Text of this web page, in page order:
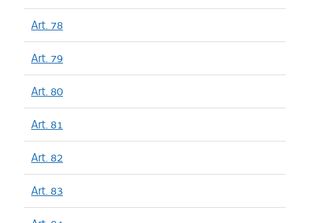
Art. 78
Art. 79
Art. 80
Art. 81
Art. 82
Art. 83